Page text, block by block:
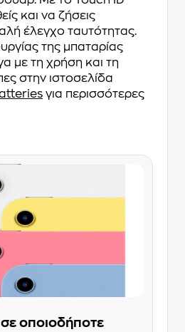
και να ζήσεις
έλεγχο ταυτότητας.
της μπαταρίας
με τη χρήση και τη
στην ιστοσελίδα
για περισσότερες
οποιοδήποτε